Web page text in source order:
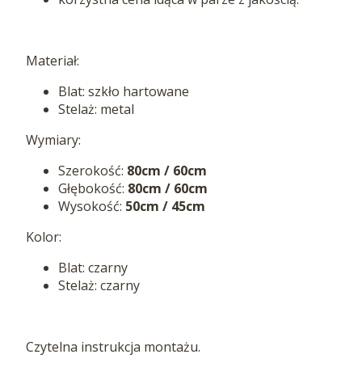
Materiał:
Blat: szkło hartowane
Stelaż: metal
Wymiary:
Szerokość: 80cm / 60cm
Głębokość: 80cm / 60cm
Wysokość: 50cm / 45cm
Kolor:
Blat: czarny
Stelaż: czarny
Czytelna instrukcja montażu.